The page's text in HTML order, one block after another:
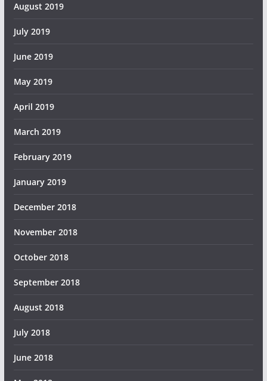
August 2019
July 2019
June 2019
May 2019
April 2019
March 2019
February 2019
January 2019
December 2018
November 2018
October 2018
September 2018
August 2018
July 2018
June 2018